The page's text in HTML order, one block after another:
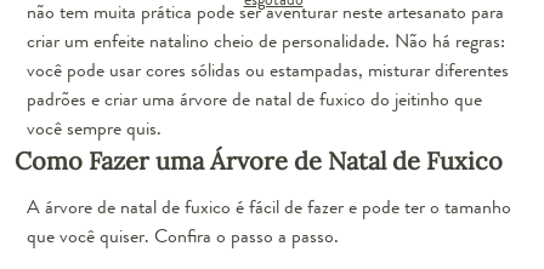
não tem muita prática pode ser aventurar neste artesanato para
criar umenfeite natalino cheio de personalidade. Não há regras:
você pode usar cores sólidas ou estampadas, misturar diferentes
padrões e criar uma árvore de natal de fuxico do jeitinho que
você sempre quis.
Como Fazer uma Árvore de Natal de Fuxico
A árvore de natal de fuxico é fácil de fazer e pode ter o tamanho
que você quiser. Confira o passo a passo.